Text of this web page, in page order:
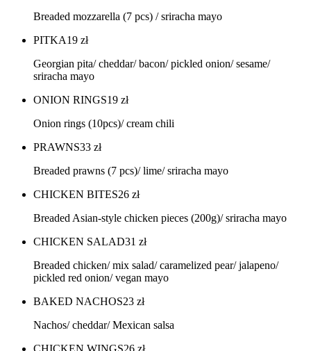
Breaded mozzarella (7 pcs) / sriracha mayo
PITKA19 zł
Georgian pita/ cheddar/ bacon/ pickled onion/ sesame/
sriracha mayo
ONION RINGS19 zł
Onion rings (10pcs)/ cream chili
PRAWNS33 zł
Breaded prawns (7 pcs)/ lime/ sriracha mayo
CHICKEN BITES26 zł
Breaded Asian-style chicken pieces (200g)/ sriracha mayo
CHICKEN SALAD31 zł
Breaded chicken/ mix salad/ caramelized pear/ jalapeno/
pickled red onion/ vegan mayo
BAKED NACHOS23 zł
Nachos/ cheddar/ Mexican salsa
CHICKEN WINGS26 zł